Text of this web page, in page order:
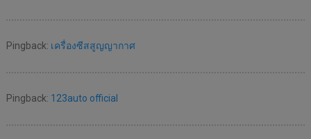
Pingback: เครื่องซีสสูญญากาศ
Pingback: 123auto official